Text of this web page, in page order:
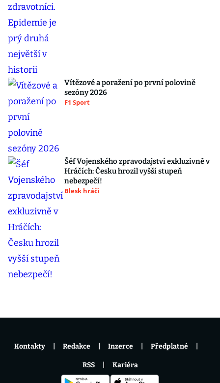
Vítězové a poražení po první polovině
sezóny 2026
F1 Sport
Šéf Vojenského zpravodajství exkluzivně v
Hráčích: Česku hrozil vyšší stupeň
nebezpečí!
Blesk hráči
Kontakty Redakce Inzerce Předplatné
RSS Kariéra